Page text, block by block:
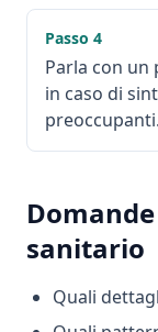
Passo 4
Parla con
in caso di
preoccupanti.
sanitario
Quali